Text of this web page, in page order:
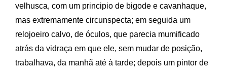
velhusca, com um principio de bigode e cavanhaque,
mas extremamente circunspecta; em seguida um
relojoeiro calvo, de óculos, que parecia mumificado
atrás da vidraça em que ele, sem mudar de posição,
trabalhava, da manhã até à tarde; depois um pintor de